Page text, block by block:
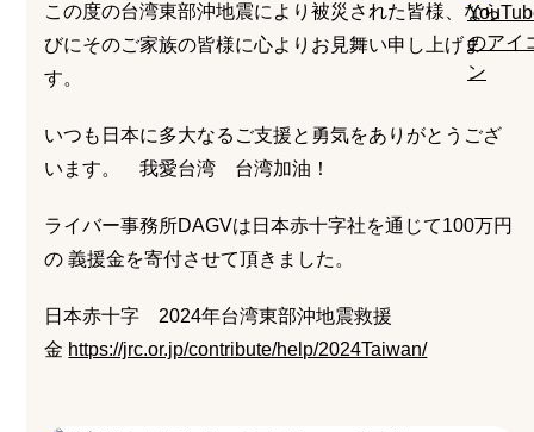
インタビュー
最新のお知らせ
お問い合わせ
ライバーを目指したい方
この度の台湾東部沖地震により被災された皆様、なら
びにそのご家族の皆様に心よりお見舞い申し上げま
す。
いつも日本に多大なるご支援と勇気をありがとうござ
います。 我愛台湾 台湾加油！
ライバー事務所DAGVは日本赤十字社を通じて100万円
の 義援金を寄付させて頂きました。
日本赤十字 2024年台湾東部沖地震救援
金 https://jrc.or.jp/contribute/help/2024Taiwan/